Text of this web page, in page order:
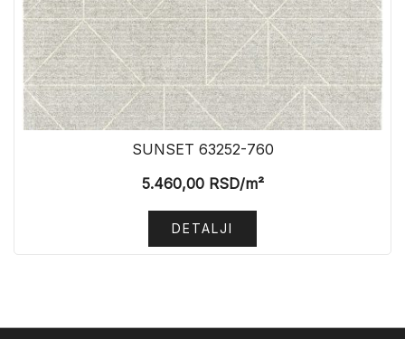
SUNSET 63252-760
5.460,00RSD/m²
DETALJI